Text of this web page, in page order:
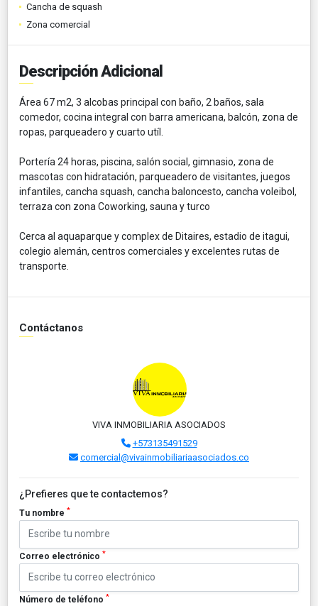
Cancha de squash
Zona comercial
Descripción Adicional
Área 67 m2, 3 alcobas principal con baño, 2 baños, sala
comedor, cocina integral con barra americana, balcón, zona de
ropas, parqueadero y cuarto utíl.
Portería 24 horas, piscina, salón social, gimnasio, zona de
mascotas con hidratación, parqueadero de visitantes, juegos
infantiles, cancha squash, cancha baloncesto, cancha voleibol,
terraza con zona Coworking, sauna y turco
Cerca al aquaparque y complex de Ditaires, estadio de itagui,
colegio alemán, centros comerciales y excelentes rutas de
transporte.
Contáctanos
VIVA INMOBILIARIA ASOCIADOS
+573135491529
comercial@vivainmobiliariaasociados.co
¿Prefieres que te contactemos?
Tu nombre *
Correo electrónico *
Número de teléfono *